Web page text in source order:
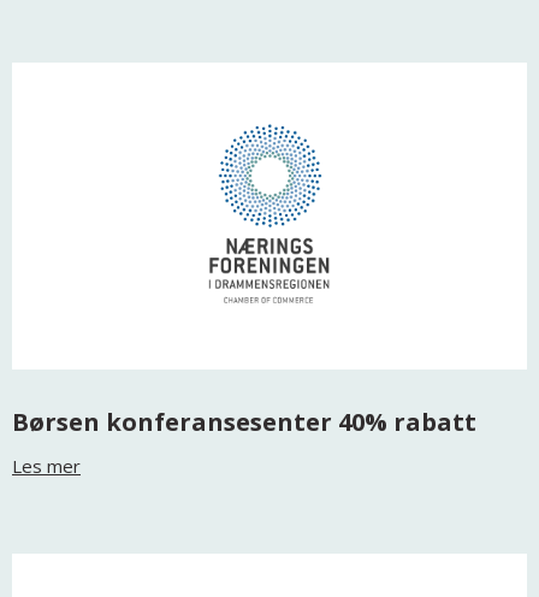
Børsen konferansesenter 40% rabatt
Les mer